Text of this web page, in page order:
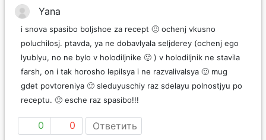
Yana
i snova spasibo boljshoe za recept 🙂 ochenj vkusno
poluchilosj. ptavda, ya ne dobavlyala seljderey (ochenj ego
lyublyu, no ne bylo v holodiljnike 🙂 ) v holodiljnik ne stavila
farsh, on i tak horosho lepilsya i ne razvalivalsya 🙂 mug
gdet povtoreniya 🙂 sleduyuschiy raz sdelayu polnostjyu po
receptu. 🙂 esche raz spasibo!!!
0 0 Ответить